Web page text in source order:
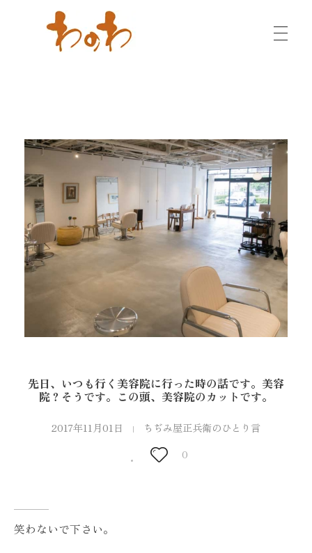
先日、いつも行く美容院に行った時の話です。美容
院？そうです。この頭、美容院のカットです。
2017年11月01日
ちぢみ屋正兵衛のひとり言
0
笑わないで下さい。